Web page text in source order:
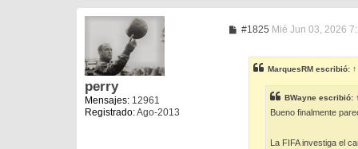
perry
Mensajes: 12961
Registrado:Ago-2013
#1825M
a
j
e
Mié Jun 03, 2026
MarquesRM escribió: ↑
BWayne escribió: ↑
Bueno finalmente
La FIFA investiga el